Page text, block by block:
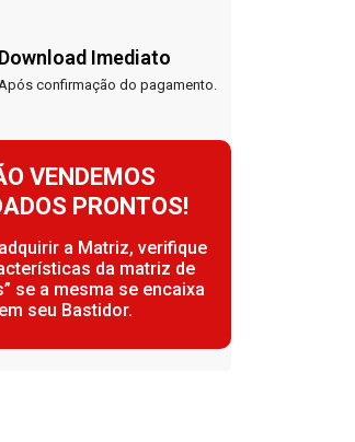
Download Imediato
Após confirmação do pagamento.
VENDEMOS
PRONTOS!
a Matriz, verifique
da matriz de
se a mesma se encaixa
em seu Bastidor.